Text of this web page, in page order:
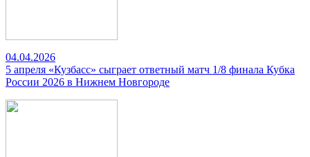
04.04.2026
5 апреля «Кузбасс» сыграет ответный матч 1/8 финала Кубка
России 2026 в Нижнем Новгороде